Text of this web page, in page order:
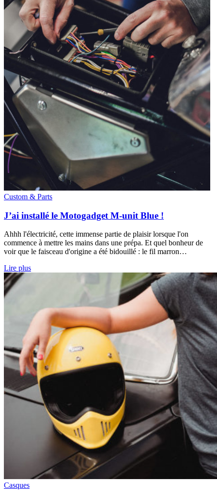
Custom & Parts
J’ai installé le Motogadget M-unit Blue !
Ahhh l'électricité, cette immense partie de plaisir lorsque l'on
commence à mettre les mains dans une prépa. Et quel bonheur de
voir que le faisceau d'origine a été bidouillé : le fil marron…
Lire plus
Casques